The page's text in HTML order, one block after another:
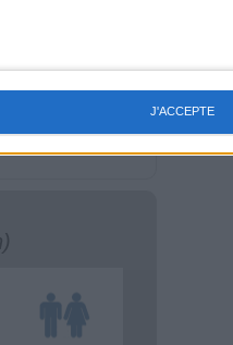
J'ACCEPTE